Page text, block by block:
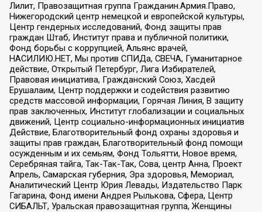
Лилит, Правозащитная группа Гражданин.Армия.Право,
Нижегородский центр немецкой и европейской культуры,
Центр гендерных исследований, Фонд защиты прав
граждан Штаб, Институт права и публичной политики,
Фонд борьбы с коррупцией, Альянс врачей,
НАСИЛИЮ.НЕТ, Мы против СПИДа, СВЕЧА, Гуманитарное
действие, Открытый Петербург, Лига Избирателей,
Правовая инициатива, Гражданский Союз, Хасдей
Ерушалаим, Центр поддержки и содействия развитию
средств массовой информации, Горячая Линия, В защиту
прав заключенных, Институт глобализации и социальных
движений, Центр социально-информационных инициатив
Действие, Благотворительный фонд охраны здоровья и
защиты прав граждан, Благотворительный фонд помощи
осужденным и их семьям, Фонд Тольятти, Новое время,
Серебряная тайга, Так-Так-Так, Сова, центр Анна, Проект
Апрель, Самарская губерния, Эра здоровья, Мемориал,
Аналитический Центр Юрия Левады, Издательство Парк
Гагарина, Фонд имени Андрея Рылькова, Сфера, Центр
СИБАЛЬТ, Уральская правозащитная группа, Женщины